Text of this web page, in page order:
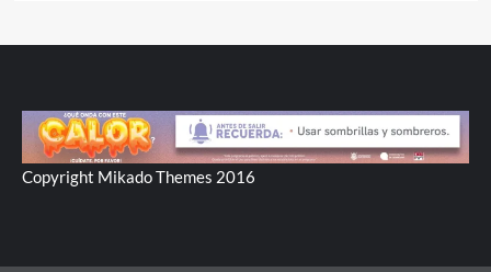
Copyright Mikado Themes 2016